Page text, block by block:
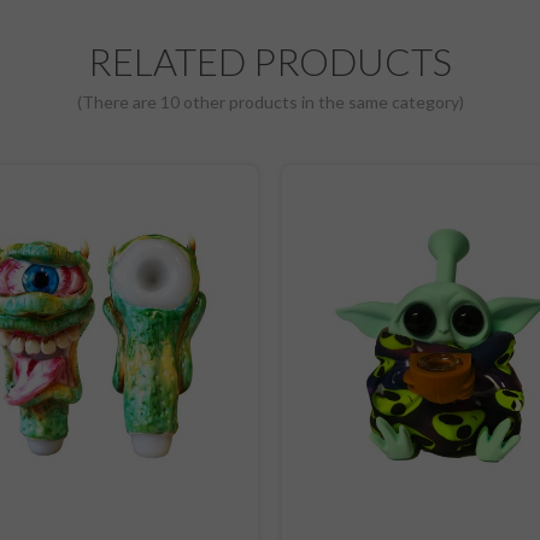
RELATED PRODUCTS
(There are 10 other products in the same category)